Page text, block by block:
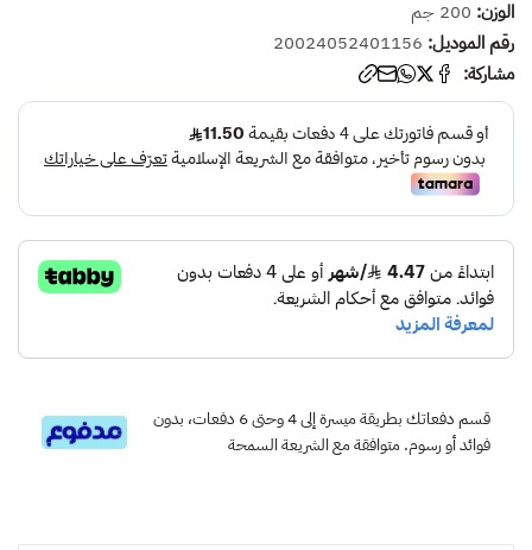
الوزن: 200 جم
رقم الموديل: 20024052401156
مشاركة:
قسم دفعاتك بطريقة ميسرة إلى 4 وحتى 6 دفعات، بدون
فوائد أو رسوم. متوافقة مع الشريعة السمحة